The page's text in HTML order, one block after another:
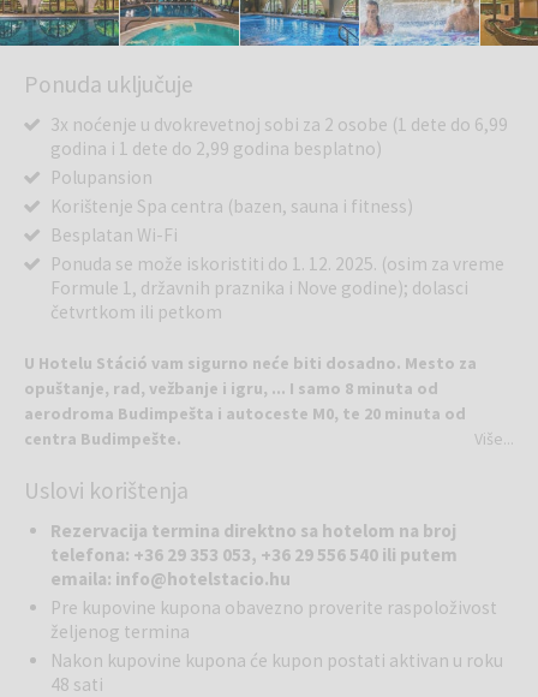
Ponuda uključuje
3x noćenje u dvokrevetnoj sobi za 2 osobe (1 dete do 6,99
godina i 1 dete do 2,99 godina besplatno)
Polupansion
Korištenje Spa centra (bazen, sauna i fitness)
Besplatan Wi-Fi
Ponuda se može iskoristiti do 1. 12. 2025. (osim za vreme
Formule 1, državnih praznika i Nove godine); dolasci
četvrtkom ili petkom
U Hotelu Stáció vam sigurno neće biti dosadno. Mesto za
opuštanje, rad, vežbanje i igru, ... I samo 8 minuta od
aerodroma Budimpešta i autoceste M0, te 20 minuta od
centra Budimpešte.
Hotel Stáció čeka poslovne i turiste u mirnom okruženju. Hotel ima
wellnessa i fitnessa, 6 konferencijskih dvorana, besplatni brzi WIFI,
besplatan prevoz između aerodroma i hotela, kao i bogat izbor
restorana Pipacs.
Možete uživati ​​u blagotvornim efektima 1000 m2 površine: vodeni
bazen (takođe "beskonačni rubni bazen"), jacuzzi, finska sauna, infra
sauna, parna kupka i slana kabina, uronjeni bazen, Kneipp, grejane
Više...
Uslovi korištenja
Rezervacija termina direktno sa hotelom na broj
telefona: +36 29 353 053, +36 29 556 540 ili putem
emaila: info@hotelstacio.hu
Pre kupovine kupona obavezno proverite raspoloživost
željenog termina
Nakon kupovine kupona će kupon postati aktivan u roku
48 sati